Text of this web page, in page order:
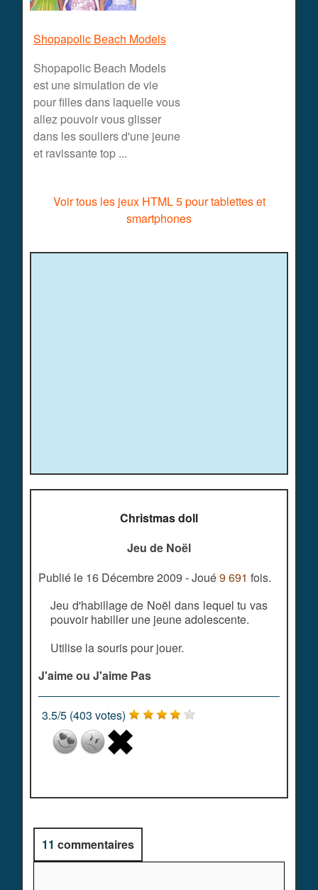
Shopapolic Beach Models
Shopapolic Beach Models
est une simulation de vie
pour filles dans laquelle vous
allez pouvoir vous glisser
dans les souliers d'une jeune
et ravissante top ...
Voir tous les jeux HTML 5 pour tablettes et
smartphones
Christmas doll
Jeu de Noël
Publié le 16 Décembre 2009 - Joué9 691 fois.
Jeu d'habillage de Noël dans lequel tu vas
pouvoir habiller une jeune adolescente.
Utilise la souris pour jouer.
J'aime ou J'aime Pas
3.5/5 (403 votes)
11 commentaires